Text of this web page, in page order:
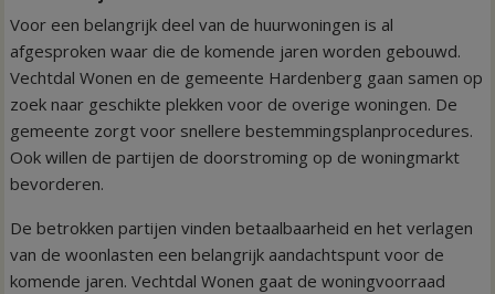
Voor een belangrijk deel van de huurwoningen is al
afgesproken waar die de komende jaren worden gebouwd.
Vechtdal Wonen en de gemeente Hardenberg gaan samen op
zoek naar geschikte plekken voor de overige woningen. De
gemeente zorgt voor snellere bestemmingsplanprocedures.
Ook willen de partijen de doorstroming op de woningmarkt
bevorderen.
De betrokken partijen vinden betaalbaarheid en het verlagen
van de woonlasten een belangrijk aandachtspunt voor de
komende jaren. Vechtdal Wonen gaat de woningvoorraad